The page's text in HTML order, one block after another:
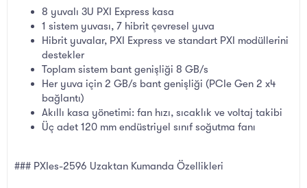
8 yuvalı 3U PXI Express kasa
1 sistem yuvası, 7 hibrit çevresel yuva
Hibrit yuvalar, PXI Express ve standart PXI modüllerini
destekler
Toplam sistem bant genişliği 8 GB/s
Her yuva için 2 GB/s bant genişliği (PCIe Gen 2 x4
bağlantı)
Akıllı kasa yönetimi: fan hızı, sıcaklık ve voltaj takibi
Üç adet 120 mm endüstriyel sınıf soğutma fanı
### PXIes-2596 Uzaktan Kumanda Özellikleri